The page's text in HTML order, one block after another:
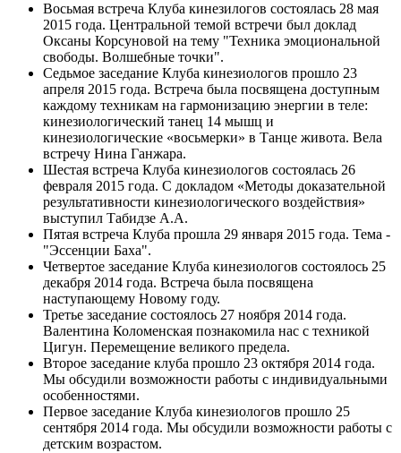
Восьмая встреча Клуба кинезилогов состоялась 28 мая
2015 года. Центральной темой встречи был доклад
Оксаны Корсуновой на тему "Техника эмоциональной
свободы. Волшебные точки".
Седьмое заседание Клуба кинезиологов прошло 23
апреля 2015 года. Встреча была посвящена доступным
каждому техникам на гармонизацию энергии в теле:
кинезиологический танец 14 мышц и
кинезиологические «восьмерки» в Танце живота. Вела
встречу Нина Ганжара.
Шестая встреча Клуба кинезиологов состоялась 26
февраля 2015 года. С докладом «Методы доказательной
результативности кинезиологического воздействия»
выступил Табидзе А.А.
Пятая встреча Клуба прошла 29 января 2015 года. Тема -
"Эссенции Баха".
Четвертое заседание Клуба кинезиологов состоялось 25
декабря 2014 года. Встреча была посвящена
наступающему Новому году.
Третье заседание состоялось 27 ноября 2014 года.
Валентина Коломенская познакомила нас с техникой
Цигун. Перемещение великого предела.
Второе заседание клуба прошло 23 октября 2014 года.
Мы обсудили возможности работы с индивидуальными
особенностями.
Первое заседание Клуба кинезиологов прошло 25
сентября 2014 года. Мы обсудили возможности работы с
детским возрастом.